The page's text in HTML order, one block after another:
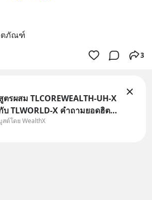
ตภัณฑ์
3
ตรผสม TLCOREWEALTH-UH-X
บ TLWORLD-X คำถามยอดฮิตที่
นใช้ WealthX ถามเข้ามา
สต์โดย WealthX